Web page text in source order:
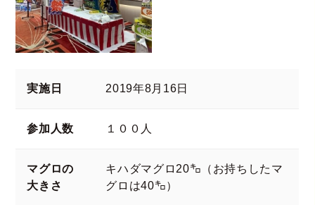
実施日 2019年8月16日
参加人数 １００人
マグロの
大きさ
キハダマグロ20㌔（お持ちしたマ
グロは40㌔）